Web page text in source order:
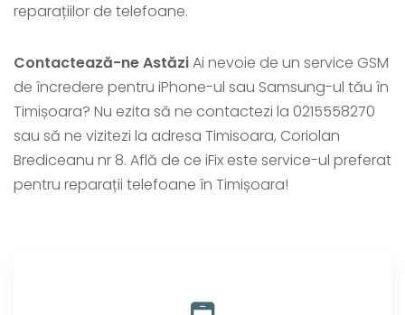
reparațiilor de telefoane.
Contactează-ne AstăziAi nevoie de un service GSM
de încredere pentru iPhone-ul sau Samsung-ul tău în
Timișoara? Nu ezita să ne contactezi la 0215558270
sau să ne vizitezi la adresa Timisoara, Coriolan
Brediceanu nr 8. Află de ce iFix este service-ul preferat
pentru reparații telefoane în Timișoara!